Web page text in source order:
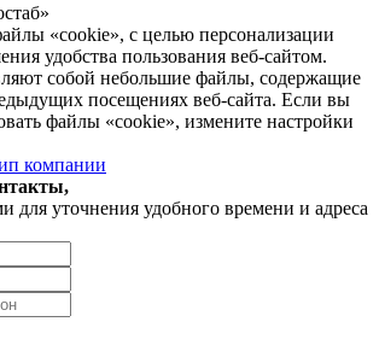
«cookie», с целью персонализации
удобства пользования веб-сайтом.
собой небольшие файлы, содержащие
посещениях веб-сайта. Если вы
файлы «cookie», измените настройки
для уточнения удобного времени и адреса